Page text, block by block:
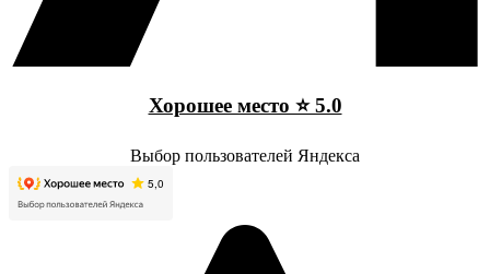
Хорошее место ⭐ 5.0
Выбор пользователей Яндекса